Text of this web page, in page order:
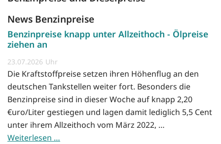
News Benzinpreise
Benzinpreise knapp unter Allzeithoch - Ölpreise
ziehen an
23.07.2026
Die Kraftstoffpreise setzen ihren Höhenflug an den
deutschen Tankstellen weiter fort. Besonders die
Benzinpreise sind in dieser Woche auf knapp 2,20
€uro/Liter gestiegen und lagen damit lediglich 5,5 Cent
unter ihrem Allzeithoch vom März 2022, …
Weiterlesen …